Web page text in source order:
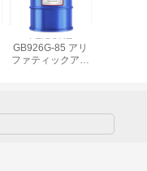
FEICURE
GB926G-85 アリ
ファティックアイ